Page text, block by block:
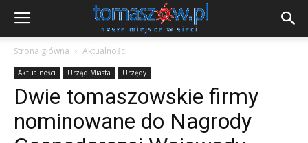
Strona główna Aktualności
Aktualności Urząd Miasta Urzędy
Dwie tomaszowskie firmy
nominowane do Nagrody